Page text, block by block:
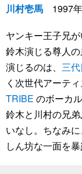
川村壱馬 1997
ヤンキー王子兄
鈴木演じる尊人
演じるのは、 三
く次世代アーティ
TRIBE のボーカ
鈴木と川村の兄
いなし。ちなみ
しん坊な一面を暴